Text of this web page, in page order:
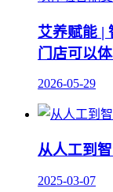
艾养赋能 |
门店可以
2026-05-29
从人工到
2025-03-07